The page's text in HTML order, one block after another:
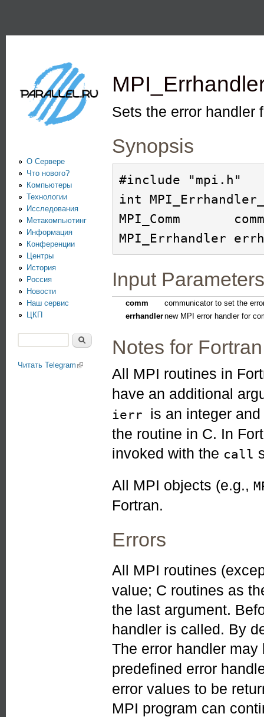
Информационно-
аналитический
центр по
параллельным
вычислениям
Sets the error handler
Synopsis
#include "mpi.h"
int
MPI_Comm
Input Parameters
comm
communicator to set the
errhandlernew MPI error handler for
Notes for Fortran
All MPI routines in
have an additional
ierr is an integer
the routine in C. In
invoked with the call
All MPI objects (e.g.,
Fortran.
Errors
All MPI routines
value; C routines as
the last argument.
handler is called. By
The error handler
predefined error
error values to be
MPI program can
О Сервере
Что нового?
Компьютеры
Технологии
Исследования
Метакомпьютинг
Информация
Конференции
Центры
История
Россия
Новости
Наш сервис
ЦКП
Читать Telegram (link is external)